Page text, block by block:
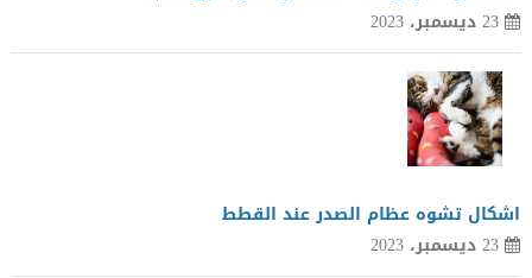
23 ديسمبر، 2023
اشكال تشوه عظام الصدر عند القطط
23 ديسمبر، 2023